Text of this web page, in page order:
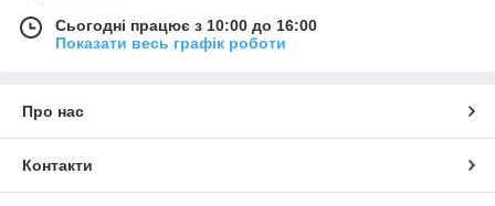
Сьогодні працює з 10:00 до 16:00
Показати весь графік роботи
Про нас
Контакти